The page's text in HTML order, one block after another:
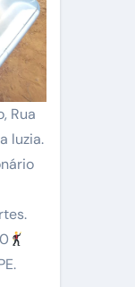
Rua
luzia.